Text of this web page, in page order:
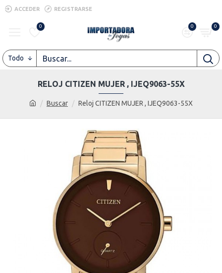
ACCEDER REGISTRARSE
0 0 0
Todo
Buscar Reloj CITIZEN MUJER , IJEQ9063-55X
RELOJ CITIZEN MUJER , IJEQ9063-55X